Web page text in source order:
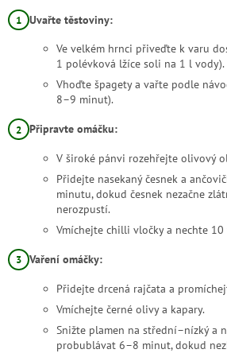
Uvařte těstoviny:
Ve velkém hrnci přiveďte k varu
1 polévková lžíce soli na 1 l vody).
Vhoďte špagety a vařte podle
8–9 minut).
Připravte omáčku:
V široké pánvi rozehřejte olivový
Přidejte nasekaný česnek a
minutu, dokud česnek nezačne
nerozpustí.
Vmíchejte chilli vločky a nechte 10
Vaření omáčky:
Přidejte drcená rajčata a
Vmíchejte černé olivy a kapary.
Snižte plamen na střední–nízký a
probublávat 6–8 minut, dokud